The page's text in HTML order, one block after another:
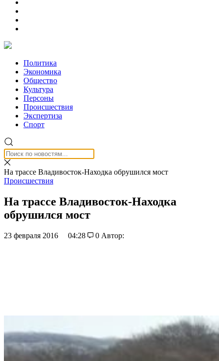
Политика
Экономика
Общество
Культура
Персоны
Происшествия
Экспертиза
Спорт
На трассе Владивосток-Находка обрушился мост
Происшествия
На трассе Владивосток-Находка
обрушился мост
23 февраля 2016 04:28 0 Автор: